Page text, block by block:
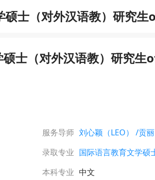
硕士（对外汉语教）研究
士（对外汉语教）研究
服务导师 刘心颖（LEO）
/贡丽
录取专业 国际语言教育文学硕
本科专业 中文